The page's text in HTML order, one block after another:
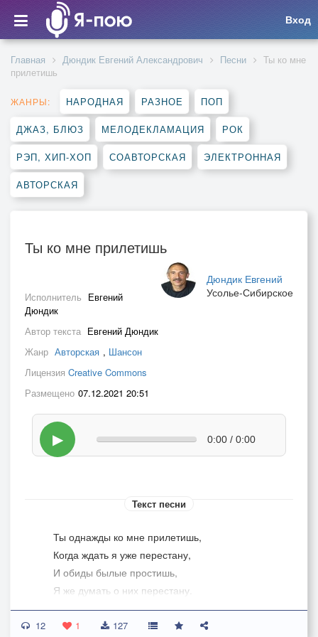
Вход
Главная Дюндик Евгений Александрович Песни
Ты ко мне
прилетишь
ЖАНРЫ: НАРОДНАЯ РАЗНОЕ ПОП
ДЖАЗ, БЛЮЗ МЕЛОДЕКЛАМАЦИЯ РОК
РЭП, ХИП-ХОП СОАВТОРСКАЯ ЭЛЕКТРОННАЯ
АВТОРСКАЯ
Ты ко мне прилетишь
Дюндик Евгений
Усолье-Сибирское
Исполнитель Евгений
Дюндик
Автор текста Евгений Дюндик
Жанр Авторская , Шансон
Лицензия Creative Commons
Размещено 07.12.2021 20:51
▶ 0:00 / 0:00
Текст песни
Ты однажды ко мне прилетишь,
Когда ждать я уже перестану,
И обиды былые простишь,
Я же думать о них перестану.
Всё вернётся на круги своя,
Мерзлота отчуждения растает.
12 1 127